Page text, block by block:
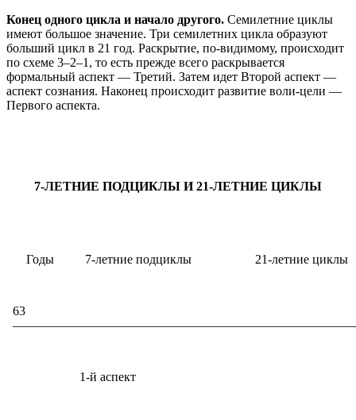
Конец одного цикла и начало другого. Семилетние циклы
имеют большое значение. Три семилетних цикла образуют
больший цикл в 21 год. Раскрытие, по-видимому, происходит
по схеме 3–2–1, то есть прежде всего раскрывается
формальный аспект — Третий. Затем идет Второй аспект —
аспект сознания. Наконец происходит развитие воли-цели —
Первого аспекта.
7-ЛЕТНИЕ ПОДЦИКЛЫ И 21-ЛЕТНИЕ ЦИКЛЫ
Годы 7-летние подциклы 21-летние циклы
63
1-й аспект